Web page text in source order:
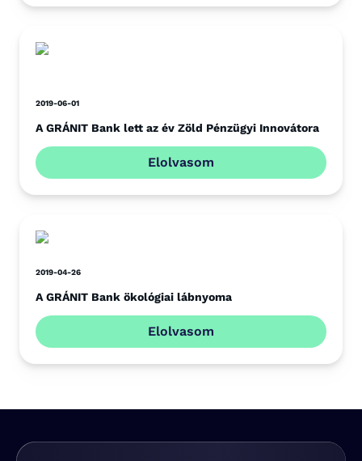
2019-06-01
A GRÁNIT Bank lett az év Zöld Pénzügyi Innovátora
Elolvasom
2019-04-26
A GRÁNIT Bank ökológiai lábnyoma
Elolvasom